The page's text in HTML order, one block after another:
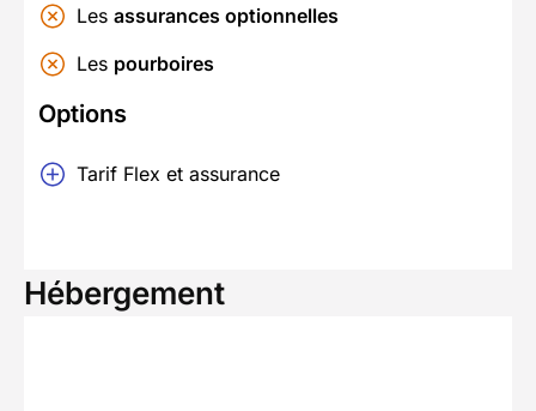
Les assurances optionnelles
Les pourboires
Options
Tarif Flex et assurance
Hébergement